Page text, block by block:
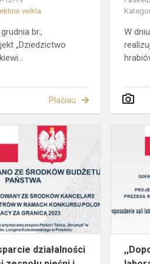
veikla
br.,
„Dziedzictwo
Plačiau
W
działalności
artystycznej
zespołu
pieśni...
działalności